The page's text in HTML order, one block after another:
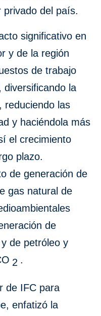
privado del país.
significativo en
y de la región
de trabajo
diversificando la
reduciendo las
y haciéndola más
el crecimiento
plazo.
de generación de
gas natural de
de
de petróleo y
2 .
de IFC para
enfatizó la